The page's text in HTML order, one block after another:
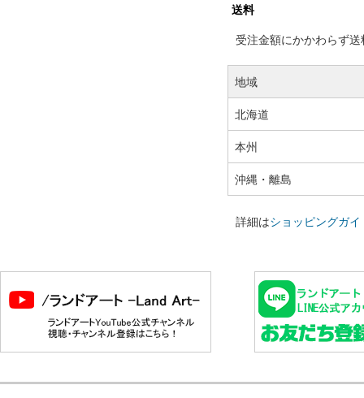
送料
受注金額にかかわらず
地域
北海道
本州
沖縄・離島
詳細はショッピングガイ